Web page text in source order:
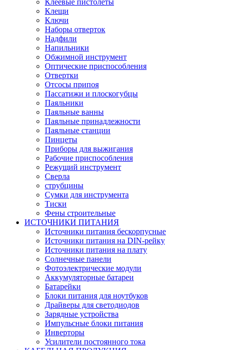
Клещи
Ключи
Наборы отверток
Надфили
Напильники
Обжимной инструмент
Оптические приспособления
Отвертки
Отсосы припоя
Пассатижи и плоскогубцы
Паяльники
Паяльные ванны
Паяльные принадлежности
Паяльные станции
Пинцеты
Приборы для выжигания
Рабочие приспособления
Режущий инструмент
Сверла
струбцины
Сумки для инструмента
Тиски
Фены строительные
ИСТОЧНИКИ ПИТАНИЯ
Источники питания бескорпусные
Источники питания на DIN-рейку
Источники питания на плату
Солнечные панели
Фотоэлектрические модули
Аккумуляторные батареи
Батарейки
Блоки питания для ноутбуков
Драйверы для светодиодов
Зарядные устройства
Импульсные блоки питания
Инверторы
Усилители постоянного тока